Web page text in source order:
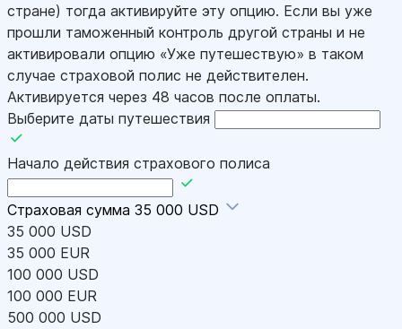
стране) тогда активируйте эту опцию. Если вы уже
прошли таможенный контроль другой страны и не
активировали опцию «Уже путешествую» в таком
случае страховой полис не действителен.
Активируется через 48 часов после оплаты.
Выберите даты путешествия
Начало действия страхового полиса
Страховая сумма 35 000 USD
35 000 USD
35 000 EUR
100 000 USD
100 000 EUR
500 000 USD